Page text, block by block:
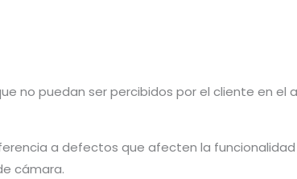
no puedan ser percibidos por el cliente en el
a defectos que afecten la
cámara.